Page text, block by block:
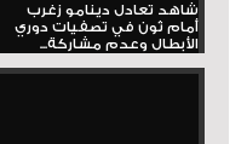
شاهد تعادل دينامو زغرب
أمام ثون في تصفيات دوري
الأبطال وعدم مشاركة...